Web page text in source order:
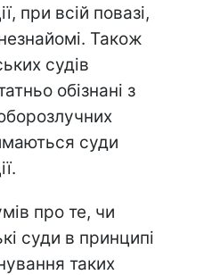
при всій повазі,
Також
судів
обізнані з
суди
про те, чи
суди в принципі
таких